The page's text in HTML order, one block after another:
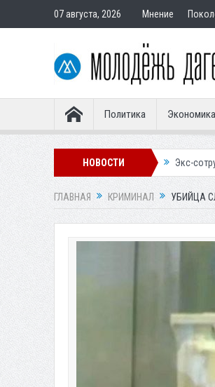
07 августа, 2026 Мнение
Политика Экономика
НОВОСТИ
покупателям Экс-сотрудница Соцфонда
ГЛАВНАЯ КРИМИНАЛ УБИЙЦА